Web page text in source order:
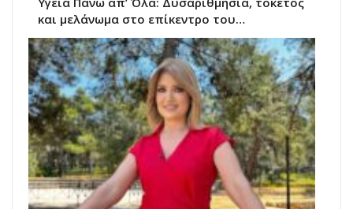
και μελάνωμα στο επίκεντρο του…